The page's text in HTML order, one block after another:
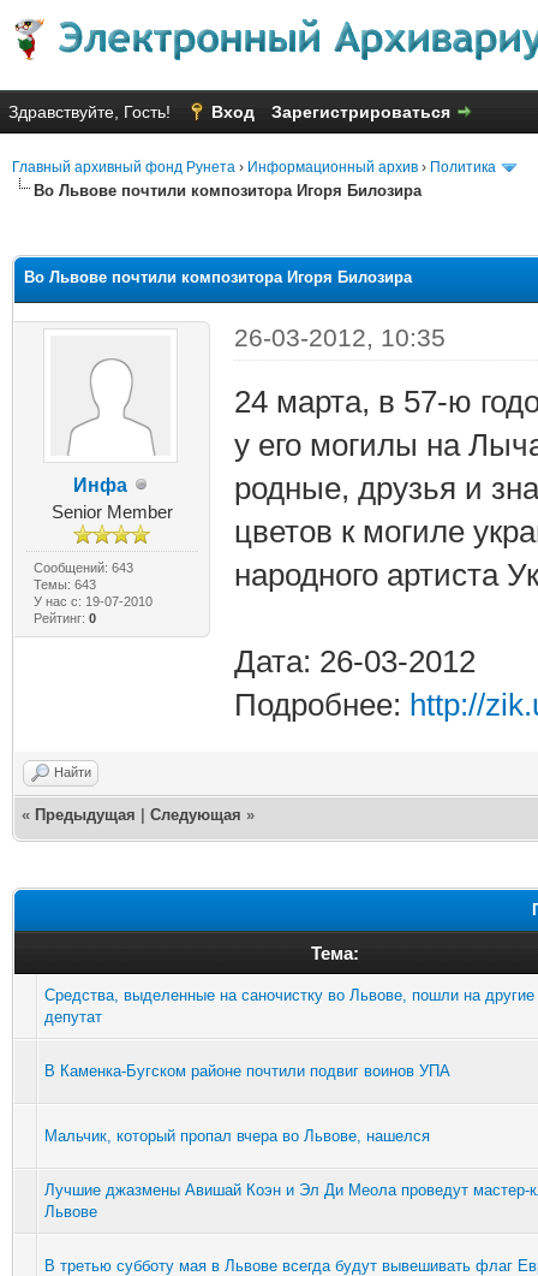
Здравствуйте, Гость! Вход Зарегистрироваться
Главный архивный фонд Рунета › Информационный архив › Политика
Во Львове почтили композитора Игоря Билозира
Во Львове почтили композитора Игоря Билозира
Инфа
Senior Member
Сообщений: 643
Темы: 643
У нас с: 19-07-2010
Рейтинг: 0
26-03-2012, 10:35
24 марта, в 57-ю
у его могилы на
родные, друзья и
цветов к могиле
народного артиста
Дата: 26-03-2012
Подробнее: http://
Найти
« Предыдущая Следующая »
Тема:
Средства, выделенные на саночистку во Львове, пошли на
депутат
В Каменка-Бугском районе почтили подвиг воинов УПА
Мальчик, который пропал вчера во Львове, нашелся
Лучшие джазмены Авишай Коэн и Эл Ди Меола проведут мастер-
Львове
В третью субботу мая в Львове всегда будут вывешивать флаг